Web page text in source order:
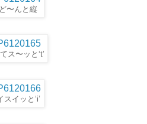
〜んと縦
ス〜ッと‘t’
スイッと‘i’